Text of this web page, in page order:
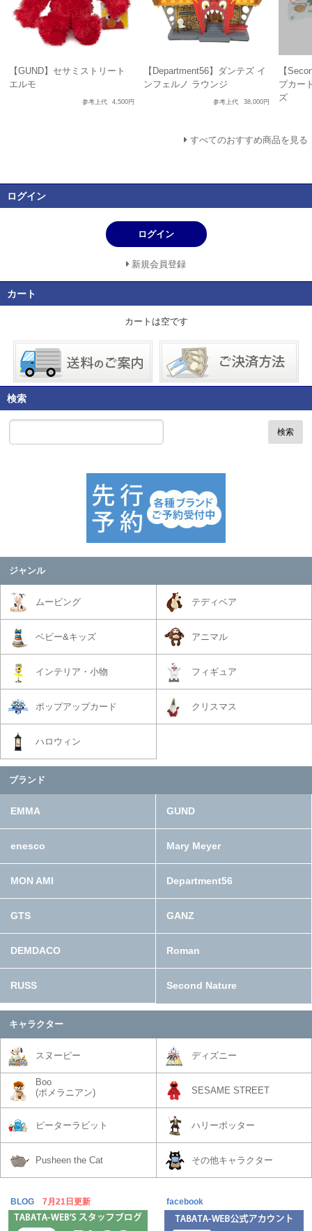
【GUND】セサミストリート
エルモ
参考上代 4,500円
【Department56】ダンテズ イ
ンフェルノ ラウンジ
参考上代 38,000円
【
プカー
ズ
すべてのおすすめ商品を見る
ログイン
ログイン
新規会員登録
カート
カートは空です
検索
検索
ジャンル
ムービング テディベア
ベビー&キッズ アニマル
インテリア・小物 フィギュア
ポップアップカード クリスマス
ハロウィン
ブランド
EMMA GUND
enesco Mary Meyer
MON AMI Department56
GTS GANZ
DEMDACO Roman
RUSS Second Nature
キャラクター
スヌーピー ディズニー
Boo
(ポメラニアン)
SESAME STREET
ピーターラビット ハリーポッター
Pusheen the Cat その他キャラクター
BLOG 7月21日更新 facebook